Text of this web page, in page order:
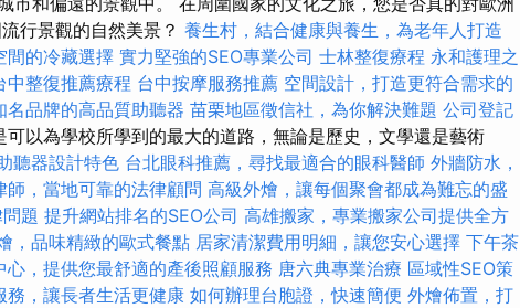
行景觀的自然美景？ 養生村，結合健康與養生，為老年人打造
間的冷藏選擇 實力堅強的SEO專業公司 士林整復療程 永和護理之
中整復推薦療程 台中按摩服務推薦 空間設計，打造更符合需求的
品牌的高品質助聽器 苗栗地區徵信社，為你解決難題 公司登記
可以為學校所學到的最大的道路，無論是歷史，文學還是藝術
聽器設計特色 台北眼科推薦，尋找最適合的眼科醫師 外牆防水，
師，當地可靠的法律顧問 高級外燴，讓每個聚會都成為難忘的盛
題 提升網站排名的SEO公司 高雄搬家，專業搬家公司提供全方
，品味精緻的歐式餐點 居家清潔費用明細，讓您安心選擇 下午茶
心，提供您最舒適的產後照顧服務 唐六典專業治療 區域性SEO策
務，讓長者生活更健康 如何辦理台胞證，快速簡便 外燴佈置，打